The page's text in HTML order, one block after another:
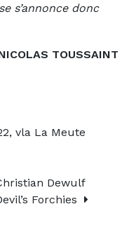
s’annonce donc
TOUSSAINT
vla La Meute
Dewulf
Forchies